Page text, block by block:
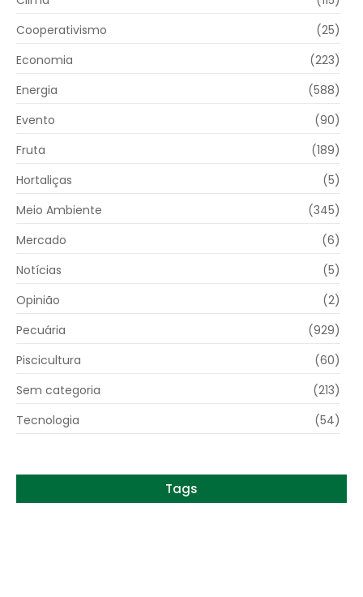
Cooperativismo
(25)
Economia
(223)
Energia
(588)
Evento
(90)
Fruta
(189)
Hortaliças
(5)
Meio Ambiente
(345)
Mercado
(6)
Notícias
(5)
Opinião
(2)
Pecuária
(929)
Piscicultura
(60)
Sem categoria
(213)
Tecnologia
(54)
Tags